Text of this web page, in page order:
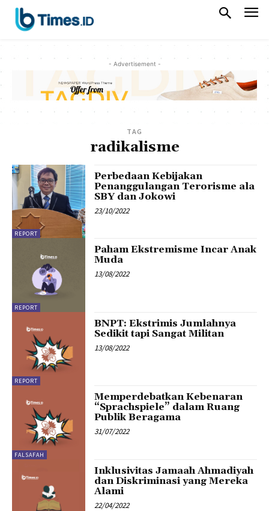
- Advertisement -
TAG
radikalisme
REPORT
Perbedaan Kebijakan
Penanggulangan Terorisme ala
SBY dan Jokowi
23/10/2022
REPORT
Paham Ekstremisme Incar Anak
Muda
13/08/2022
REPORT
BNPT: Ekstrimis Jumlahnya
Sedikit tapi Sangat Militan
13/08/2022
FALSAFAH
Memperdebatkan Kebenaran
“Sprachspiele” dalam Ruang
Publik Beragama
31/07/2022
Inklusivitas Jamaah Ahmadiyah
dan Diskriminasi yang Mereka
Alami
22/04/2022